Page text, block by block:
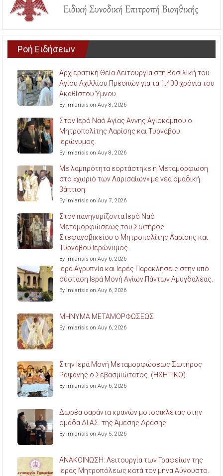
Ροή Ειδήσεων
Αρχιερατική Θεία Λειτουργία στη Βασιλική του
Αγίου Αχιλλίου Πρεσπών για τα 1.400 χρόνια του
Ακαθίστου Ύμνου.
By imlarisis on Αυγ 8, 2026
Στον Ιερό Ναό Αγίας Άννης Αγιοκάμπου ο
Μητροπολίτης Λαρίσης και Τυρνάβου
Ιερώνυμος.
By imlarisis on Αυγ 8, 2026
Με λαμπρότητα εορτάστηκε η Μεταμόρφωση
στο «χωριό των Λαρισαίων» με νέα ομαδική
βάπτιση.
By imlarisis on Αυγ 7, 2026
Στον πανηγυρίζοντα Ιερό Ναό
Μεταμορφώσεως του Σωτήρος
Στεφανοβικείου ο Μητροπολίτης Λαρίσης και
Τυρνάβου Ιερώνυμος.
By imlarisis on Αυγ 6, 2026
Ιερά Αγρυπνία και Ιερές Παρακλήσεις στην υπό
σύσταση Ιερά Μονή Αγίων Πάντων Αμυγδαλέας.
By imlarisis on Αυγ 6, 2026
ΜΗΝΥΜΑ ΜΕΤΑΜΟΡΦΩΣΕΩΣ
By imlarisis on Αυγ 6, 2026
Στην Ιερά Μονή Μεταμορφώσεως Σωτήρος
Ραψάνης ο Σεβασμιώτατος. (ΗΧΗΤΙΚΟ)
By imlarisis on Αυγ 6, 2026
Δωρέα σαράντα κρανών μοτοσικλέτας στην
ομάδα ΔΙ.ΑΣ. της Άμεσης Δράσης.
By imlarisis on Αυγ 5, 2026
ΑΝΑΚΟΙΝΩΣΗ: Λειτουργία των Γραφείων της
Ιεράς Μητροπόλεως κατά τον μήνα Αύγουστο.